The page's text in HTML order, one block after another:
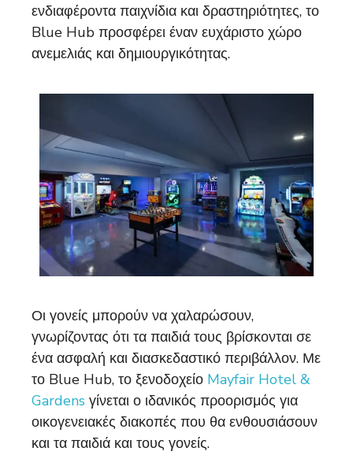
ενδιαφέροντα παιχνίδια και δραστηριότητες, το
Blue Hub προσφέρει έναν ευχάριστο χώρο
ανεμελιάς και δημιουργικότητας.
Οι γονείς μπορούν να χαλαρώσουν,
γνωρίζοντας ότι τα παιδιά τους βρίσκονται σε
ένα ασφαλή και διασκεδαστικό περιβάλλον. Με
το Blue Hub, το ξενοδοχείο Mayfair Hotel &
Gardens γίνεται ο ιδανικός προορισμός για
οικογενειακές διακοπές που θα ενθουσιάσουν
και τα παιδιά και τους γονείς.